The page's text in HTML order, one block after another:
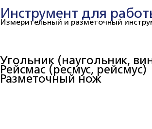
Инструмент для
Измерительный и разметочный
Угольник (наугольник,
Рейсмас (ресмус, рейсмус)
Разметочный нож